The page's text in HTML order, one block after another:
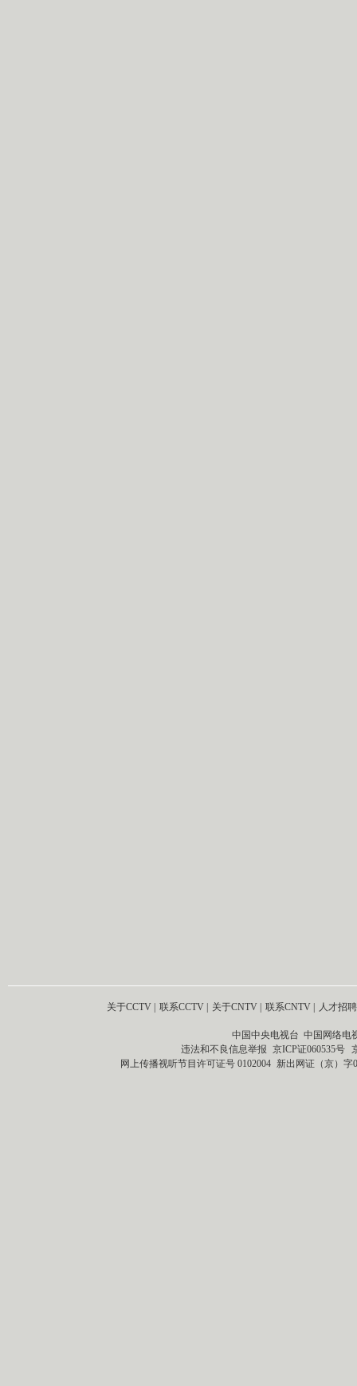
关于CCTV | 联系CCTV | 关于CNTV | 联系CNTV | 人才招聘
中国中央电视台 中国网络电
违法和不良信息举报 京ICP证060535号
网上传播视听节目许可证号 0102004 新出网证（京）